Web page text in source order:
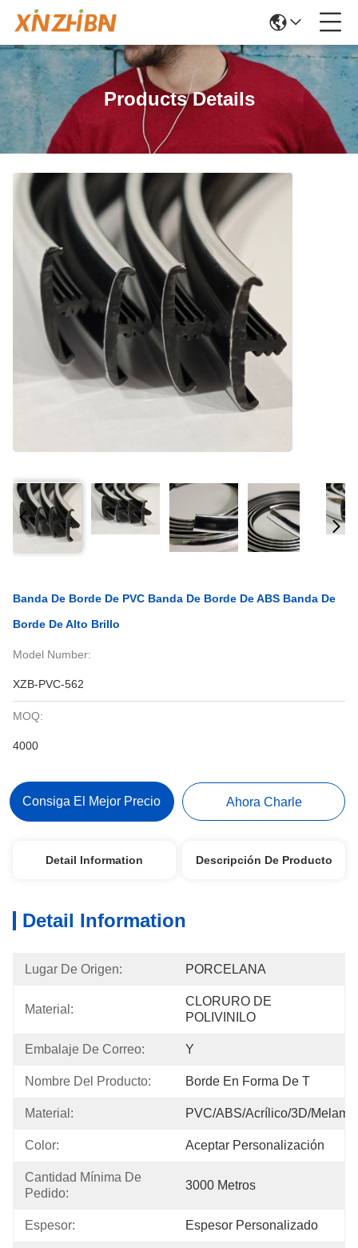
Products Details
Banda De Borde De PVC Banda De Borde De ABS Banda De
Borde De Alto Brillo
Model Number:
XZB-PVC-562
MOQ:
4000
Consiga El Mejor Precio Ahora Charle
Detail Information Descripción De Producto
Detail Information
Lugar De Origen: PORCELANA
Material:
CLORURO DE
POLIVINILO
Embalaje De Correo: Y
Nombre Del Producto: Borde En Forma De T
Material: PVC/ABS/Acrílico/3D/
Color: Aceptar Personalización
Cantidad Mínima De
Pedido:
3000 Metros
Espesor: Espesor Personalizado